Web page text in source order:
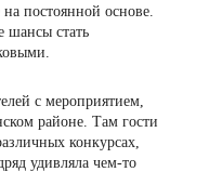
постоянной основе.
шансы стать
с мероприятием,
районе. Там гости
конкурсах,
удивляла чем-то